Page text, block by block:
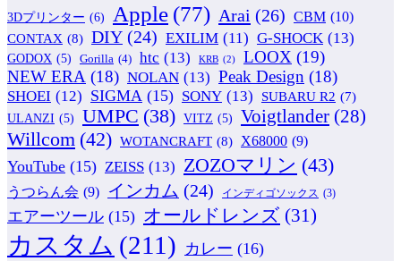
3Dプリンター (6) Apple (77) Arai (26) CBM (10)
CONTAX (8) DIY (24) EXILIM (11) G-SHOCK (13)
GODOX (5) Gorilla (4) htc (13) KRB (2) LOOX (19)
NEW ERA (18) NOLAN (13) Peak Design (18)
SHOEI (12) SIGMA (15) SONY (13) SUBARU R2 (7)
ULANZI (5) UMPC (38) VITZ (5) Voigtlander (28)
Willcom (42) WOTANCRAFT (8) X68000 (9)
YouTube (15) ZEISS (13) ZOZOマリン (43)
うつらん会 (9) インカム (24) インディゴソックス (3)
エアーツール (15) オールドレンズ (31)
カスタム (211) カレー (16)